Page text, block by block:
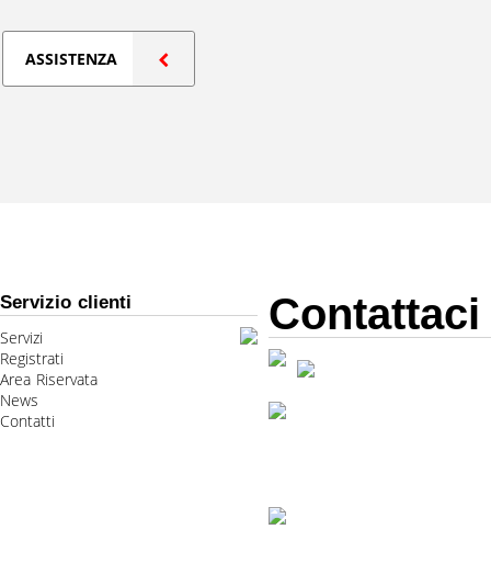
ASSISTENZA
Servizio clienti
Servizi
Registrati
Area Riservata
News
Contatti
Contattaci